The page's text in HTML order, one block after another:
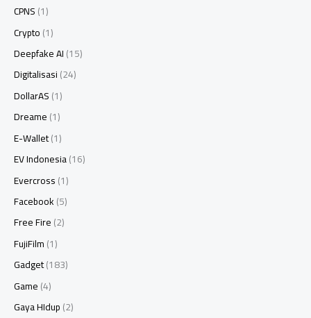
CPNS(1)
Crypto(1)
Deepfake AI(15)
Digitalisasi(24)
DollarAS(1)
Dreame(1)
E-Wallet(1)
EV Indonesia(16)
Evercross(1)
Facebook(5)
Free Fire(2)
FujiFilm(1)
Gadget(183)
Game(4)
Gaya HIdup(2)